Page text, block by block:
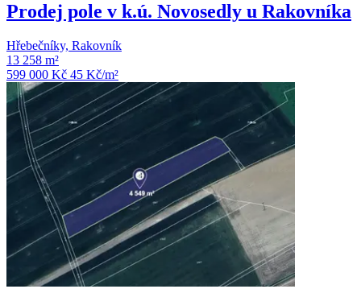
Prodej pole v k.ú. Novosedly u Rakovníka
Hřebečníky, Rakovník
13 258 m²
599 000 Kč 45 Kč/m²